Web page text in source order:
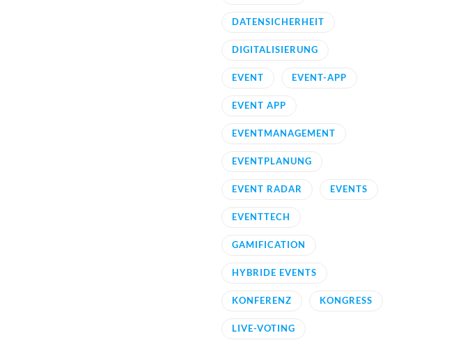
DATENSICHERHEIT
DIGITALISIERUNG
EVENT EVENT-APP
EVENT APP
EVENTMANAGEMENT
EVENTPLANUNG
EVENT RADAR EVENTS
EVENTTECH
GAMIFICATION
HYBRIDE EVENTS
KONFERENZ KONGRESS
LIVE-VOTING